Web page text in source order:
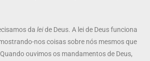
daleide Deus. A lei de Deus funciona
nos coisas sobre nós mesmos que
ouvimos os mandamentos de Deus,